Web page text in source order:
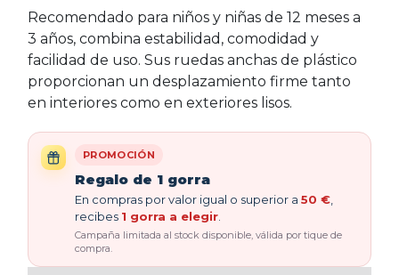
Recomendado para niños y niñas de 12 meses a
3 años, combina estabilidad, comodidad y
facilidad de uso. Sus ruedas anchas de plástico
proporcionan un desplazamiento firme tanto
en interiores como en exteriores lisos.
PROMOCIÓN
Regalo de 1 gorra
En compras por valor igual o superior a 50 €
recibes 1 gorra a elegir
Campaña limitada al stock disponible, válida por tique de
compra.